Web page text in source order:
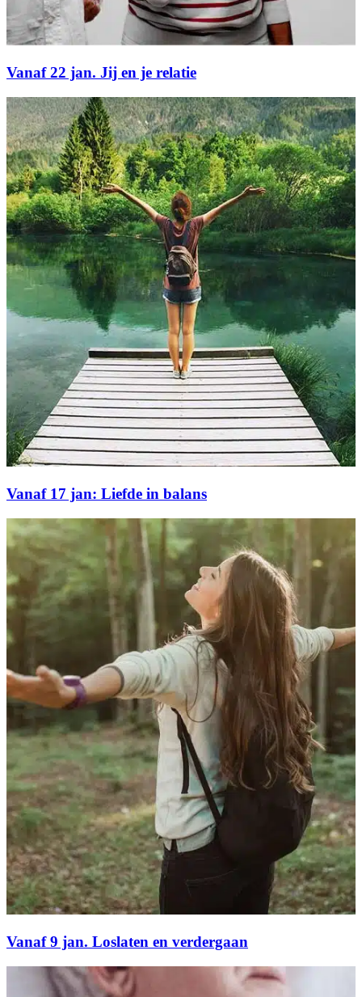
Vanaf 22 jan. Jij en je relatie
Vanaf 17 jan: Liefde in balans
Vanaf 9 jan. Loslaten en verdergaan